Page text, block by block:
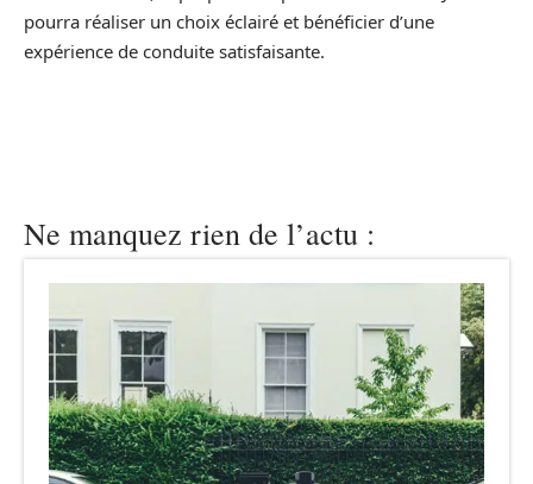
pourra réaliser un choix éclairé et bénéficier d’une
expérience de conduite satisfaisante.
Ne manquez rien de l’actu :